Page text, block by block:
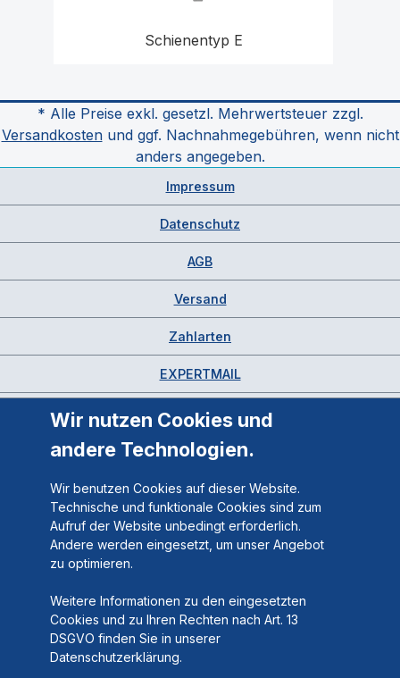
Schienentyp E
* Alle Preise exkl. gesetzl. Mehrwertsteuer zzgl.
Versandkostenund ggf. Nachnahmegebühren, wenn nicht
anders angegeben.
Impressum
Datenschutz
AGB
Versand
Zahlarten
EXPERTMAIL
Wir nutzen Cookies und
andere Technologien.
Wir benutzen Cookies auf dieser Website.
Technische und funktionale Cookies sind zum
Aufruf der Website unbedingt erforderlich.
Andere werden eingesetzt, um unser Angebot
zu optimieren.
Weitere Informationen zu den eingesetzten
Cookies und zu Ihren Rechten nach Art. 13
DSGVO finden Sie in unserer
Datenschutzerklärung.